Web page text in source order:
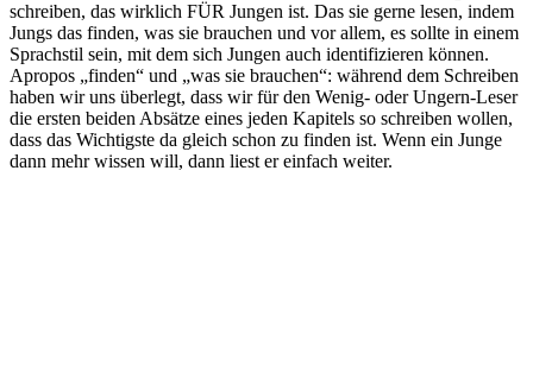
schreiben, das wirklich FÜR Jungen ist. Das sie gerne lesen, indem
Jungs das finden, was sie brauchen und vor allem, es sollte in einem
Sprachstil sein, mit dem sich Jungen auch identifizieren können.
Apropos „finden“ und „was sie brauchen“: während dem Schreiben
haben wir uns überlegt, dass wir für den Wenig- oder Ungern-Leser
die ersten beiden Absätze eines jeden Kapitels so schreiben wollen,
dass das Wichtigste da gleich schon zu finden ist. Wenn ein Junge
dann mehr wissen will, dann liest er einfach weiter.